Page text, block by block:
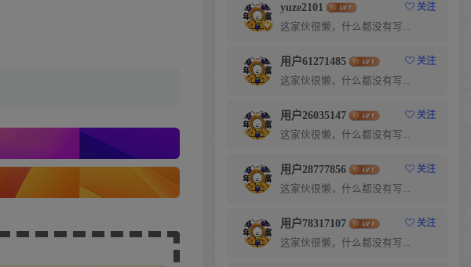
yuze2101
关注
这家伙很懒，什么都没有写...
用户61271485
关注
这家伙很懒，什么都没有写...
用户26035147
关注
这家伙很懒，什么都没有写...
用户28777856
关注
这家伙很懒，什么都没有写...
用户78317107
关注
这家伙很懒，什么都没有写...